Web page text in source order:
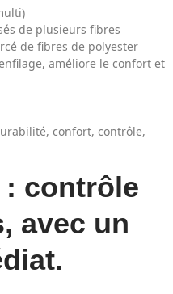
de plusieurs fibres
de fibres de polyester
améliore le confort et
confort, contrôle,
contrôle
avec un